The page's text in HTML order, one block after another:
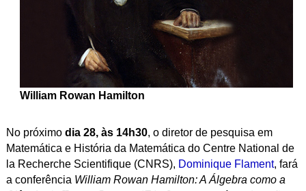
William Rowan Hamilton
No próximo dia 28, às 14h30, o diretor de pesquisa em
Matemática e História da Matemática do Centre National de
la Recherche Scientifique (CNRS), Dominique Flament, fará
a conferência William Rowan Hamilton: A Álgebra como a